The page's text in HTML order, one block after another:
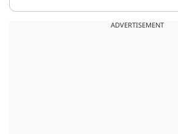
ADVERTISEMENT